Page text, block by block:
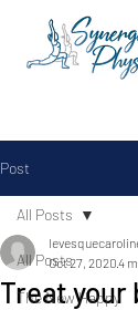
Post
All Posts
The New Happy
All Posts
Treat your
Oct 27, 20204